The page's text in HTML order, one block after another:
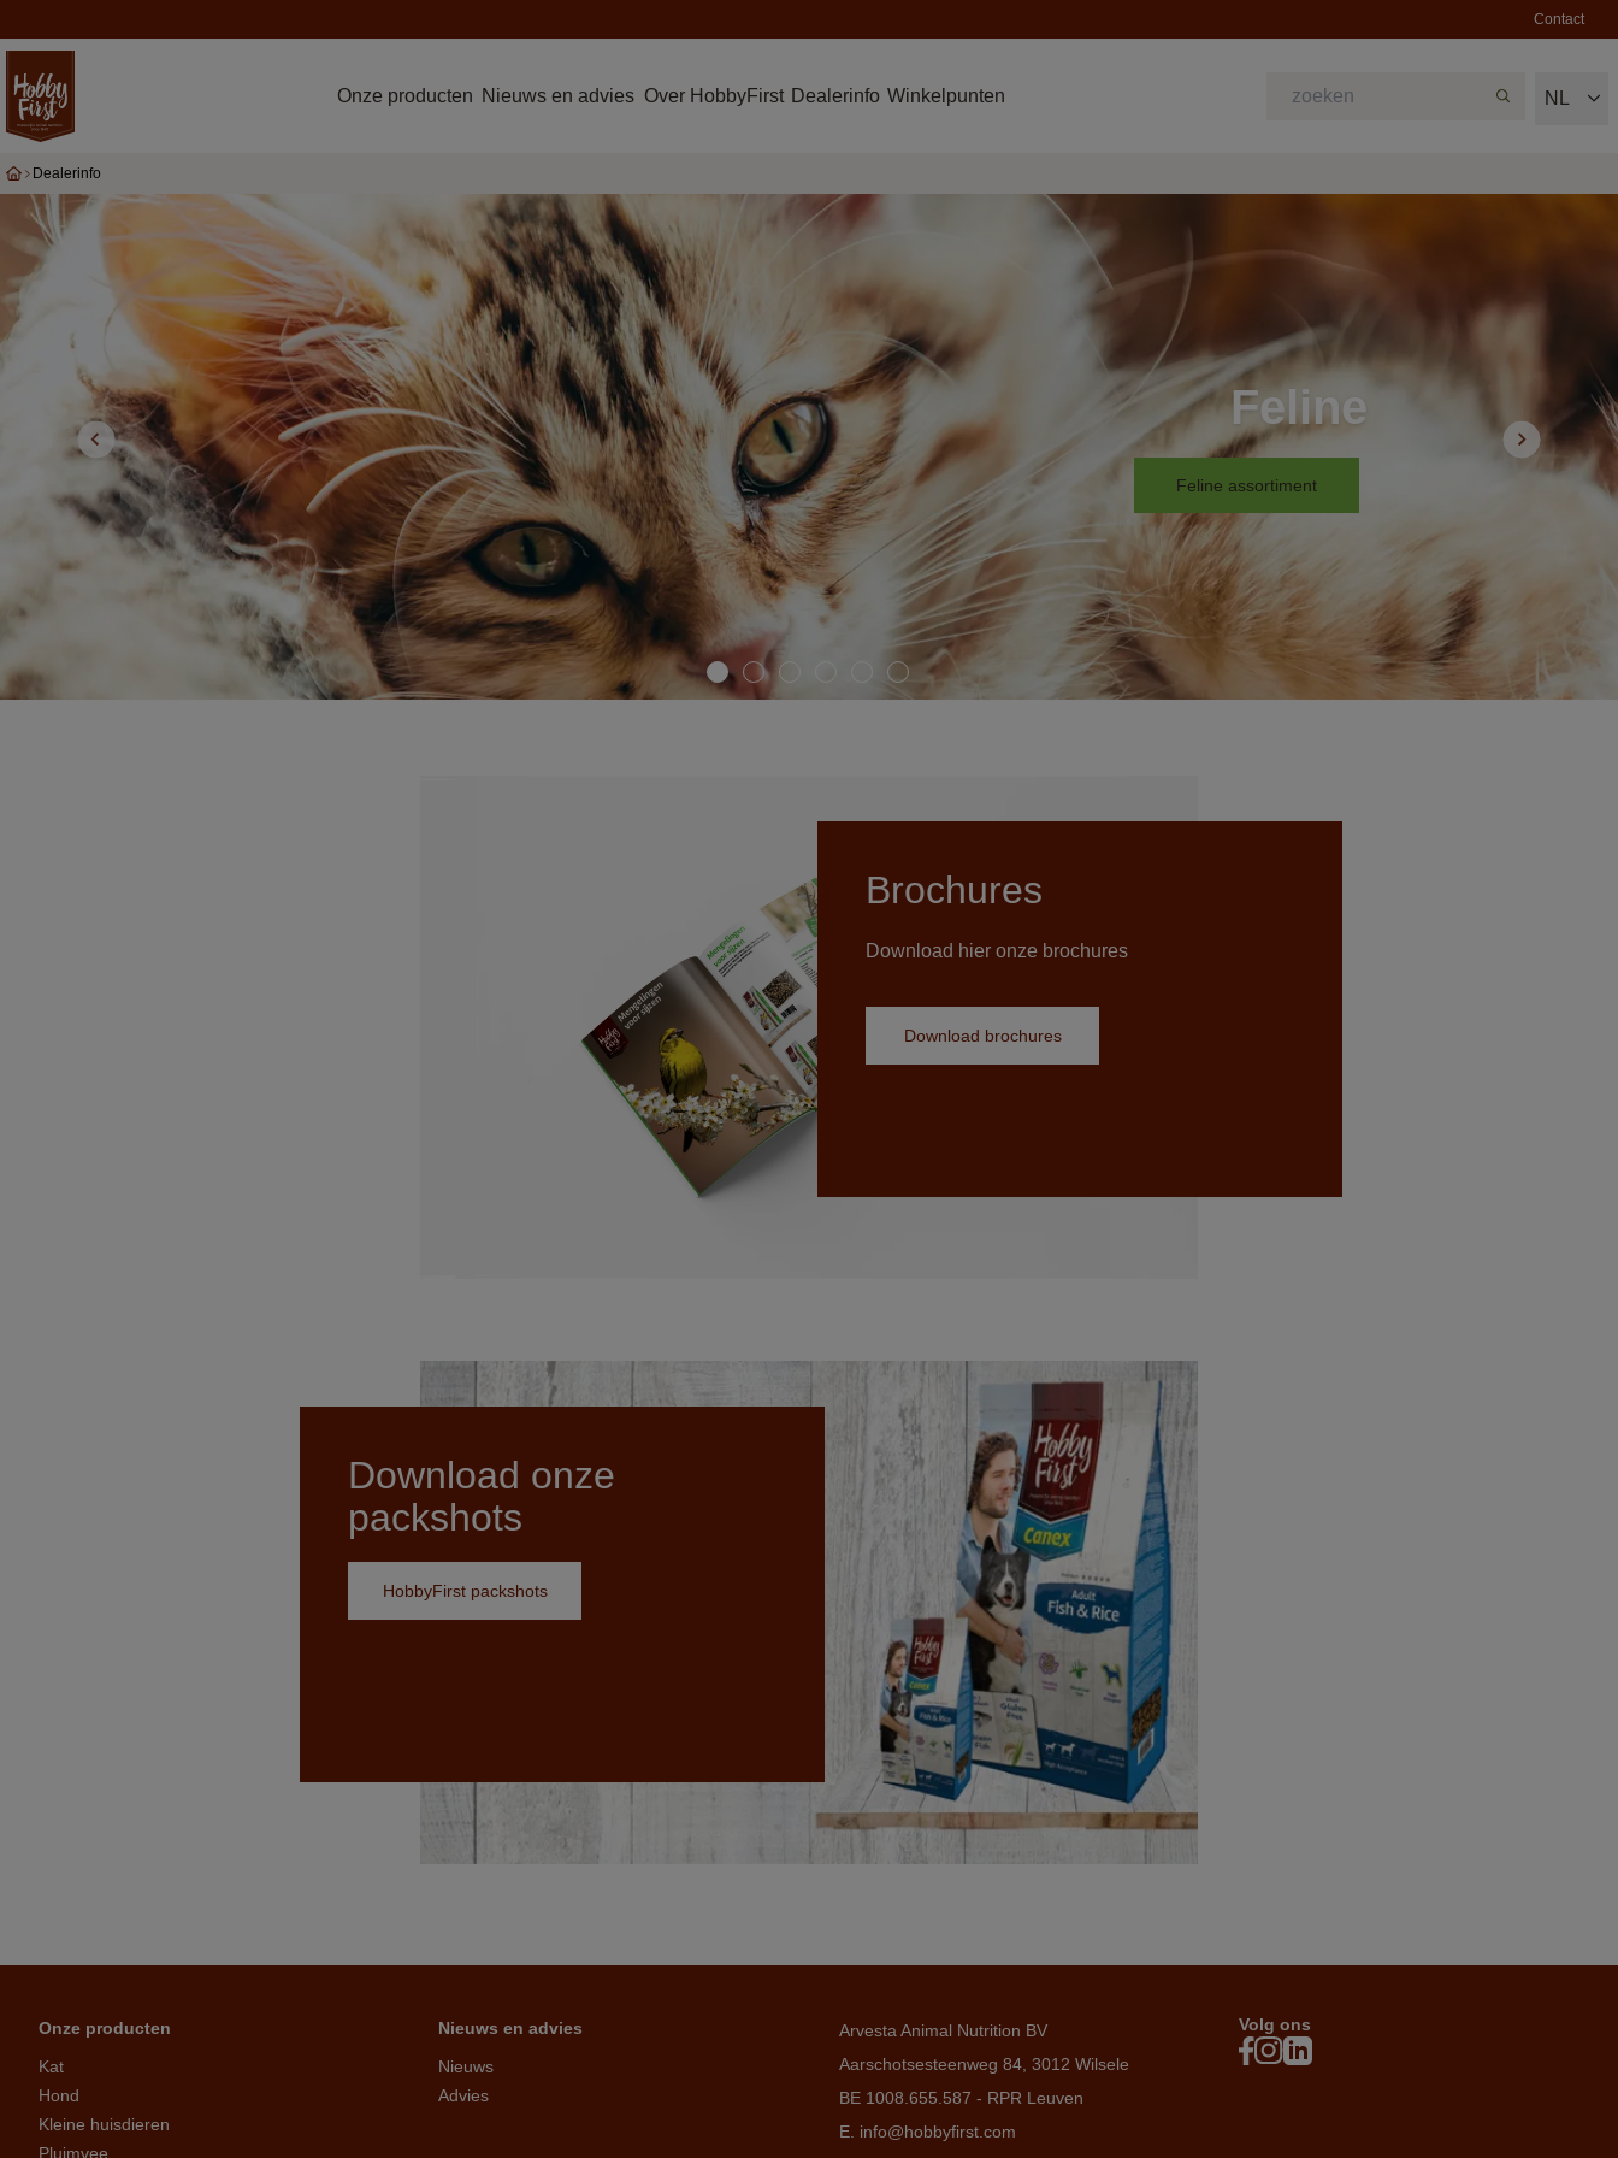
Contact
Onze producten Nieuws en advies Over HobbyFirst Dealerinfo Winkelpunten NL
Dealerinfo
Feline
Feline assortiment
Brochures
Download hier onze brochures
Download brochures
Download onze
packshots
HobbyFirst packshots
Onze producten
Kat
Hond
Kleine huisdieren
Pluimvee
Nieuws en advies
Nieuws
Advies
Arvesta Animal Nutrition BV
Aarschotsesteenweg 84, 3012 Wilsele
BE 1008.655.587 - RPR Leuven
E. info@hobbyfirst.com
Volg ons